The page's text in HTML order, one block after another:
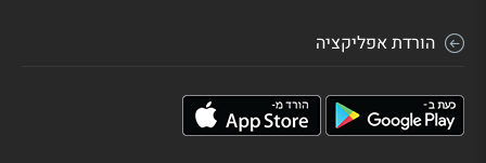
הורדת אפליקציה